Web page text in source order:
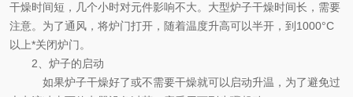
干燥时间短，几个小时对元件影响不大。大型炉子干燥时间长，需要
注意。为了通风，将炉门打开，随着温度升高可以半开，到 1000°C
以上*关闭炉门。
2 、炉子的启动
如果炉子干燥好了或不需要干燥就可以启动升温，为了避免过